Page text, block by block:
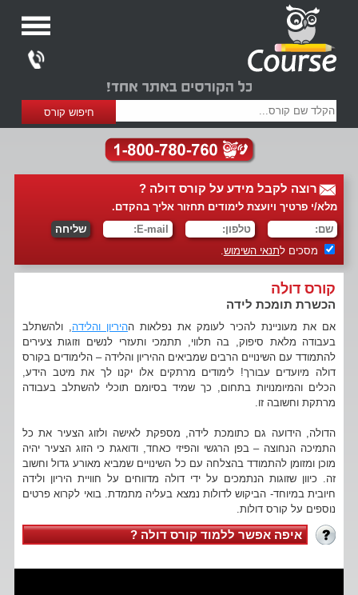
רוצה לקבל מידע על קורס דולה ?
מלא/י פרטיך ויועצת לימודים תחזור אליך בהקדם.
מסכים לתנאי השימוש.
קורס דולה
הכשרת תומכת לידה
אם את מעוניינת להכיר לעומק את נפלאות ההיריון והלידה, ולהשתלב
בעבודה מלאת סיפוק, בה תלווי, תתמכי ותעזרי לנשים וזוגות צעירים
להתמודד עם השינויים הרבים שמביאים ההיריון והלידה – הלימודים בקורס
דולה מיועדים עבורך! לימודים מרתקים אלו יקנו לך את מיטב הידע,
הכלים והמיומנויות בתחום, כך שמיד בסיומם תוכלי להשתלב בעבודה
מרתקת וחשובה זו.
הדולה, הידועה גם כתומכת לידה, מספקת לאישה ולזוג הצעיר את כל
התמיכה הנחוצה – בפן הרגשי והפיזי כאחד, ודואגת כי הזוג הצעיר יהיה
מוכן ומזומן להתמודד בהצלחה עם כל השינויים שמביא מאורע גדול וחשוב
זה. כיוון שזוגות הנתמכים על ידי דולה מדווחים על חוויית היריון ולידה
חיובית במיוחד- הביקוש לדולות נמצא בעליה מתמדת. בואי לקרוא פרטים
נוספים על קורס דולות.
איפה אפשר ללמוד קורס דולה ?